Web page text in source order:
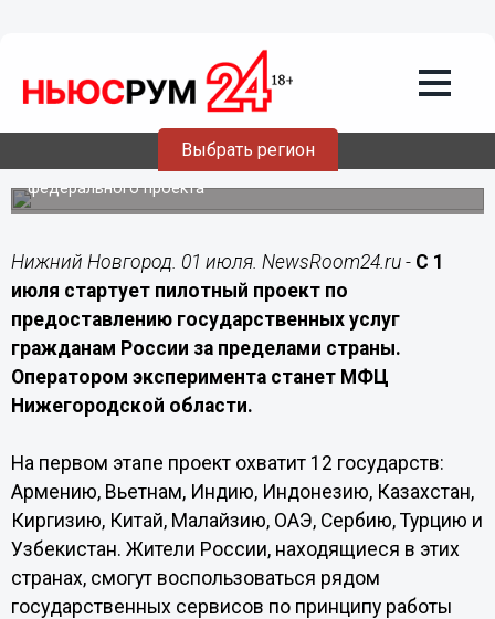
Выбрать регион
МФЦ Нижегородской области начнет
оказывать госуслуги за рубежом
Россияне, находящиеся в 12 странах, получат доступ к
государственным услугам в рамках пилотного
федерального проекта
Нижний Новгород. 01 июля. NewsRoom24.ru - С 1
июля стартует пилотный проект по
предоставлению государственных услуг
гражданам России за пределами страны.
Оператором эксперимента станет МФЦ
Нижегородской области.
На первом этапе проект охватит 12 государств:
Армению, Вьетнам, Индию, Индонезию, Казахстан,
Киргизию, Китай, Малайзию, ОАЭ, Сербию, Турцию и
Узбекистан. Жители России, находящиеся в этих
странах, смогут воспользоваться рядом
государственных сервисов по принципу работы